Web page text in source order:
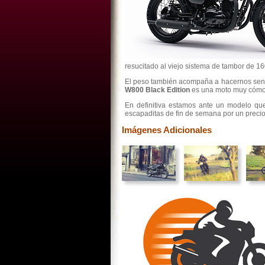
resucitado al viejo sistema de tambor de
El peso también acompaña a hacernos
W800 Black Edition es una moto muy
En definitiva estamos ante un modelo
escapaditas de fin de semana por un
Imágenes Adicionales